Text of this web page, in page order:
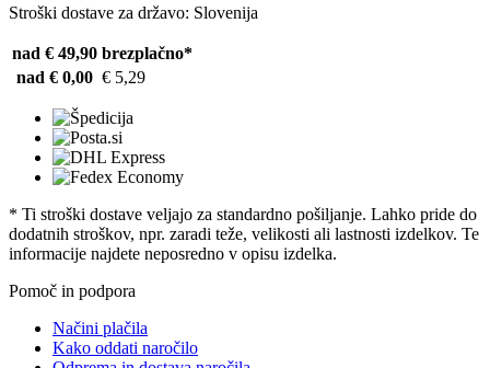
Stroški dostave za državo: Slovenija
nad € 49,90 brezplačno*
nad € 0,00 € 5,29
* Ti stroški dostave veljajo za standardno pošiljanje. Lahko pride do
dodatnih stroškov, npr. zaradi teže, velikosti ali lastnosti izdelkov. Te
informacije najdete neposredno v opisu izdelka.
Pomoč in podpora
Načini plačila
Kako oddati naročilo